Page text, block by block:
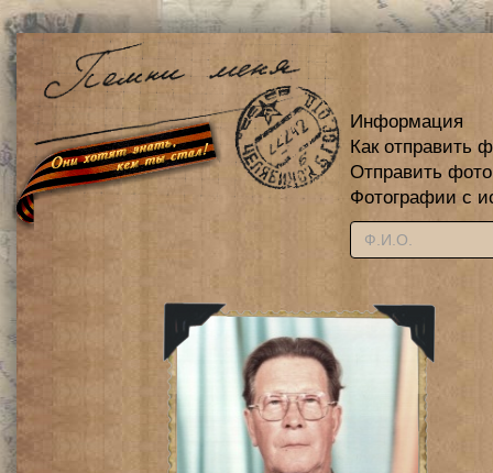
Информация
Как отправить
Отправить
Фотографии с